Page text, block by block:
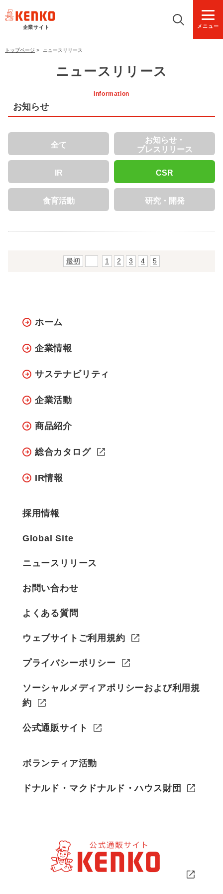
企業サイト メニュー
トップページ > ニュースリリース
ニュースリリース
Information
お知らせ
全て
お知らせ・
プレスリリース
IR CSR
食育活動 研究・開発
最初 1 2 3 4 5
ホーム
企業情報
サステナビリティ
企業活動
商品紹介
総合カタログ
IR情報
採用情報
Global Site
ニュースリリース
お問い合わせ
よくある質問
ウェブサイトご利用規約
プライバシーポリシー
ソーシャルメディアポリシーおよび利用規
約
公式通販サイト
ボランティア活動
ドナルド・マクドナルド・ハウス財団